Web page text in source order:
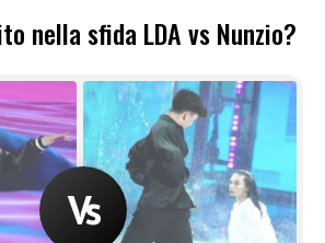
nella sfida LDA vs Nunzio?